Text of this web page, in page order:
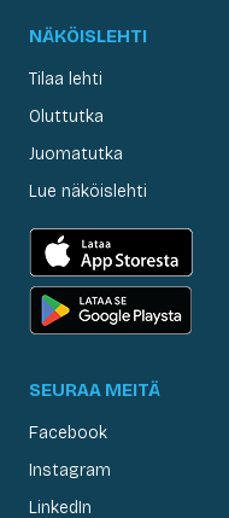
NÄKÖISLEHTI
Tilaa lehti
Oluttutka
Juomatutka
Lue näköislehti
SEURAA MEITÄ
Facebook
Instagram
LinkedIn